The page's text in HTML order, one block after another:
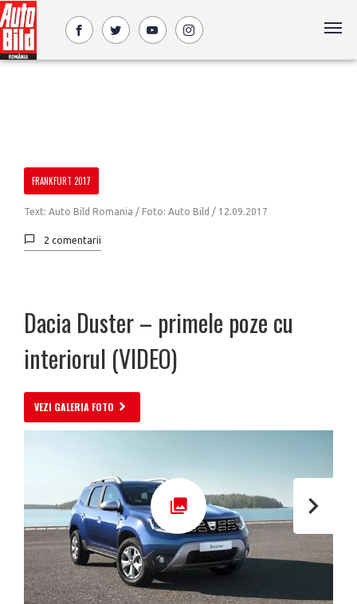
FRANKFURT 2017
Text: Auto Bild Romania / Foto: Auto Bild / 12.09.2017
2 comentarii
Dacia Duster – primele poze cu
interiorul (VIDEO)
VEZI GALERIA FOTO